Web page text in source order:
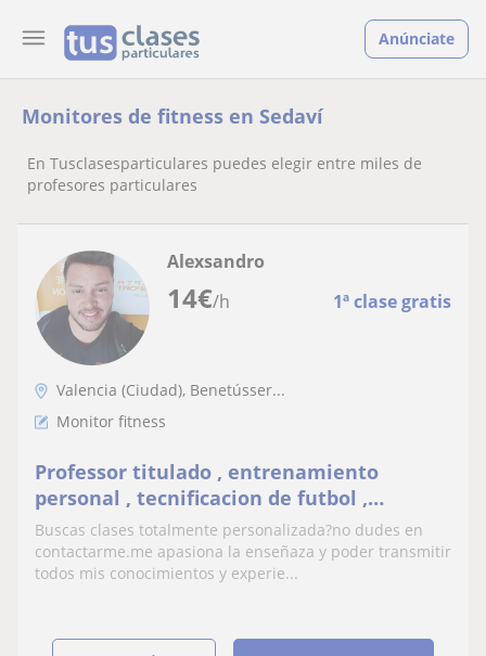
Anúnciate
Monitores de fitness en Sedaví
En Tusclasesparticulares puedes elegir entre miles de
profesores particulares
14€/h 1ª clase gratis
Alexsandro
Valencia (Ciudad), Benetússer...
Monitor fitness
Professor titulado , entrenamiento
personal , tecnificacion de futbol ,
nutricionista ... titulos demostrado y
federativo.
Buscas clases totalmente personalizada?no dudes en
contactarme.me apasiona la enseñaza y poder transmitir
todos mis conocimientos y experie...